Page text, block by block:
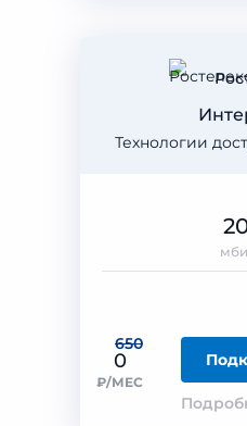
Технологии
650
0
₽/МЕС